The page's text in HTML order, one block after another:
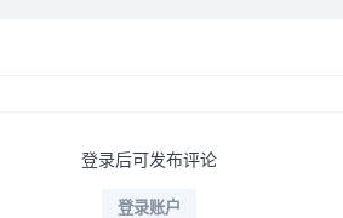
登录后可发布评论
登录账户